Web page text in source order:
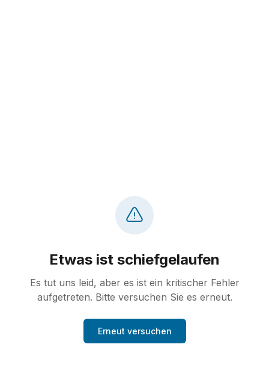
Etwas ist schiefgelaufen
Es tut uns leid, aber es ist ein kritischer Fehler
aufgetreten. Bitte versuchen Sie es erneut.
Erneut versuchen